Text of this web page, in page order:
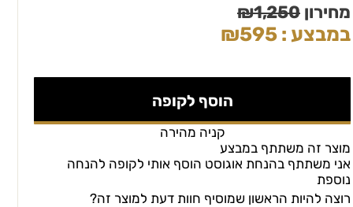
מחירון ₪1,250
במבצע : ₪595
הוסף לקופה
קניה מהירה
מוצר זה משתתף במבצע
אני משתתף בהנחת אוגוסט הוסף אותי לקופה להנחה
נוספת
רוצה להיות הראשון שמוסיף חוות דעת למוצר זה?